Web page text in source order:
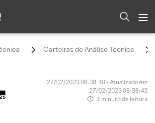
Carteiras de Análise Técnica
27/02/2023 08:38:40 • Atualizado em
27/02/2023 08:38:42
1 minuto de leitura